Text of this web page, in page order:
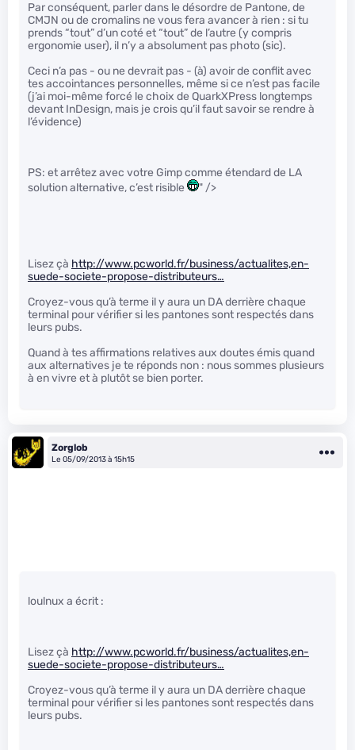
Par conséquent, parler dans le désordre de Pantone, de
CMJN ou de cromalins ne vous fera avancer à rien : si tu
prends “tout” d’un coté et “tout” de l’autre (y compris
ergonomie user), il n’y a absolument pas photo (sic).
Ceci n’a pas - ou ne devrait pas - (à) avoir de conflit avec
tes accointances personnelles, même si ce n’est pas facile
(j’ai moi-même forcé le choix de QuarkXPress longtemps
devant InDesign, mais je crois qu’il faut savoir se rendre à
l’évidence)
PS: et arrêtez avec votre Gimp comme étendard de LA
solution alternative, c’est risible
" />
Lisez çà http://www.pcworld.fr/business/actualites,en-
suede-societe-propose-distributeurs…
Croyez-vous qu’à terme il y aura un DA derrière chaque
terminal pour vérifier si les pantones sont respectés dans
leurs pubs.
Quand à tes affirmations relatives aux doutes émis quand
aux alternatives je te réponds non : nous sommes plusieurs
à en vivre et à plutôt se bien porter.
Zorglob
Le 05/09/2013 à 15h15
loulnux a écrit :
Lisez çà http://www.pcworld.fr/business/actualites,en-
suede-societe-propose-distributeurs…
Croyez-vous qu’à terme il y aura un DA derrière chaque
terminal pour vérifier si les pantones sont respectés dans
leurs pubs.